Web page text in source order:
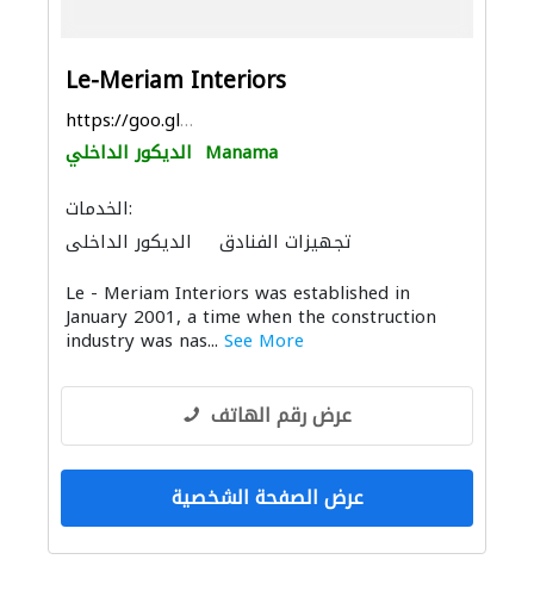
Le-Meriam Interiors
https://goo.gl/maps/xVSGhGZNuGwTmc239
الديكور الداخلي Manama
الخدمات:
الديكور الداخلي
تجهيزات الفنادق
Le - Meriam Interiors was established in
January 2001, a time when the construction
industry was nas... See More
عرض رقم الهاتف
عرض الصفحة الشخصية